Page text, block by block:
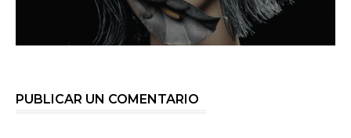
PUBLICAR UN COMENTARIO